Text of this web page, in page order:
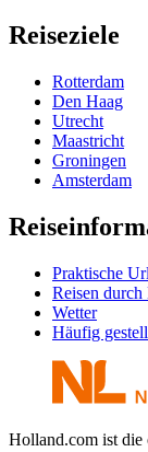
Reiseziele
Rotterdam
Den Haag
Utrecht
Maastricht
Groningen
Amsterdam
Praktische
Reisen
Wetter
Häufig
Holland.com ist die